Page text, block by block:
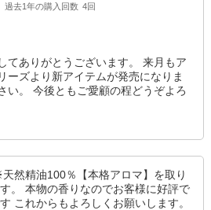
過去1年の購入回数 4回
てありがとうございます。 来月もア
ーズより新アイテムが発売になりま
い。 今後ともご愛顧の程どうぞよろ
然精油100％【本格アロマ】を取り
。 本物の香りなのでお客様に好評で
これからもよろしくお願いします。